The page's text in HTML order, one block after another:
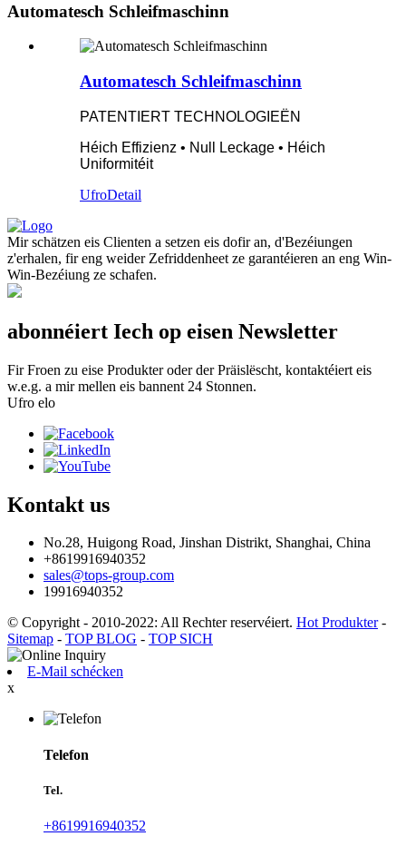
Automatesch Schleifmaschinn
Automatesch Schleifmaschinn
PATENTIERT TECHNOLOGIEËN
Héich Effizienz • Null Leckage • Héich
Uniformitéit
UfroDetail
Mir schätzen eis Clienten a setzen eis dofir an, d'Bezéiungen
z'erhalen, fir eng weider Zefriddenheet ze garantéieren an eng Win-
Win-Bezéiung ze schafen.
abonnéiert Iech op eisen Newsletter
Fir Froen zu eise Produkter oder der Präislëscht, kontaktéiert eis
w.e.g. a mir mellen eis bannent 24 Stonnen.
Ufro elo
Kontakt us
No.28, Huigong Road, Jinshan Distrikt, Shanghai, China
+8619916940352
sales@tops-group.com
19916940352
© Copyright - 2010-2022: All Rechter reservéiert. Hot Produkter-
Sitemap - TOP BLOG - TOP SICH
E-Mail schécken
x
Telefon
Tel.
+8619916940352